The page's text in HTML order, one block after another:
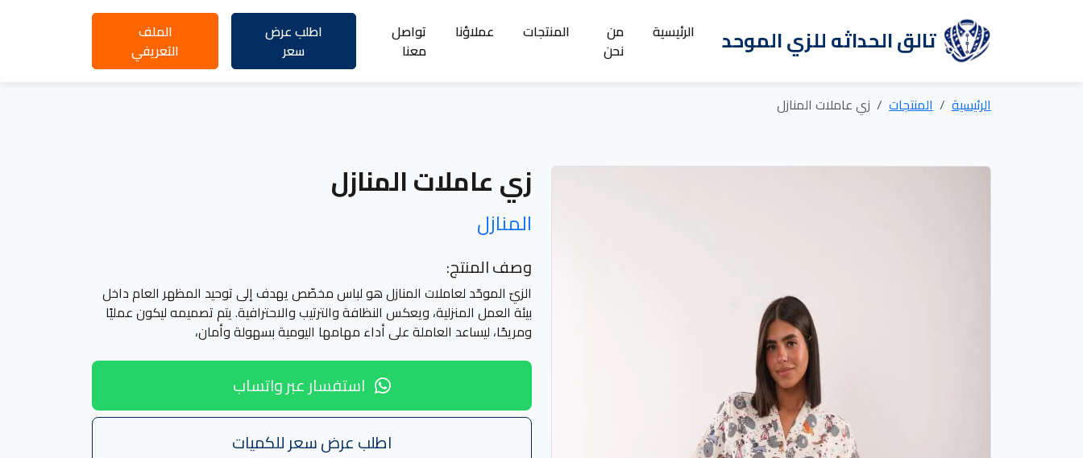
تالق الحداثه للزي الموحد الرئيسية
من
نحن
المنتجات عملاؤنا
تواصل
معنا
اطلب عرض
سعر
الملف
التعريفي
الرئيسية المنتجات زي عاملات المنازل
زي عاملات المنازل
المنازل
وصف المنتج:
الزيّ الموحّد لعاملات المنازل هو لباس مخصّص يهدف إلى توحيد المظهر العام داخل
بيئة العمل المنزلية، ويعكس النظافة والترتيب والاحترافية. يتم تصميمه ليكون عمليًا
ومريحًا، ليساعد العاملة على أداء مهامها اليومية بسهولة وأمان،
استفسار عبر واتساب
اطلب عرض سعر للكميات